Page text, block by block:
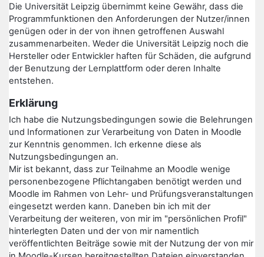
Die Universität Leipzig übernimmt keine Gewähr, dass die
Programmfunktionen den Anforderungen der Nutzer/innen
genügen oder in der von ihnen getroffenen Auswahl
zusammenarbeiten. Weder die Universität Leipzig noch die
Hersteller oder Entwickler haften für Schäden, die aufgrund
der Benutzung der Lernplattform oder deren Inhalte
entstehen.
Erklärung
Ich habe die Nutzungsbedingungen sowie die Belehrungen
und Informationen zur Verarbeitung von Daten in Moodle
zur Kenntnis genommen. Ich erkenne diese als
Nutzungsbedingungen an.
Mir ist bekannt, dass zur Teilnahme an Moodle wenige
personenbezogene Pflichtangaben benötigt werden und
Moodle im Rahmen von Lehr- und Prüfungsveranstaltungen
eingesetzt werden kann. Daneben bin ich mit der
Verarbeitung der weiteren, von mir im "persönlichen Profil"
hinterlegten Daten und der von mir namentlich
veröffentlichten Beiträge sowie mit der Nutzung der von mir